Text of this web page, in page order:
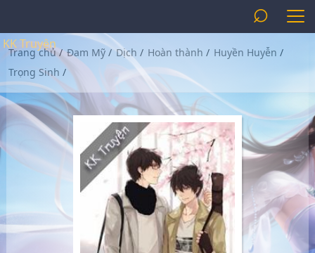
KK Truyện
⌕
Trang chủ/ Đam Mỹ/ Dịch / Hoàn thành / Huyền Huyễn /
Trọng Sinh /